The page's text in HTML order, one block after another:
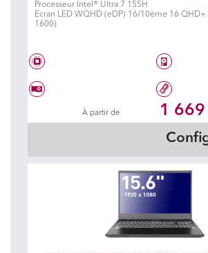
Processeur Intel® Ultra 7 155H
Ecran LED WQHD (eDP) 16/10ème 16
1600)
Intel® Core Ultra 7 155H Disque dur à
Vidéo Geforce RTX 4060 Mémoire à
À partir de 1 669